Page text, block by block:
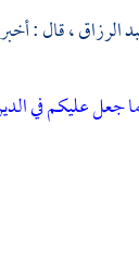
الرزاق، قال :
جعل عليكم في